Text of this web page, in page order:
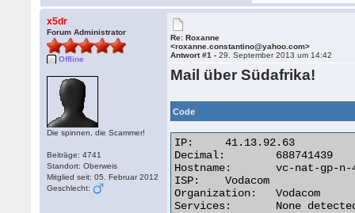
x5dr
Forum Administrator
Offline
Die spinnen, die Scammer!
Beiträge: 4741
Standort: Oberweis
Mitglied seit: 05. Februar 2012
Geschlecht:
Re: Roxanne
<roxanne.constantino@yahoo.com>
Antwort #1 -29. September 2013 um 14:42
Mail über Südafrika!
Code
IP:	41.13.92.63
Decimal:	688741439
Hostname:	vc-nat-gp-n-41-13-92-63.umts.vodacom.co.za
ISP:	Vodacom
Organization:	Vodacom
Services:	None detected